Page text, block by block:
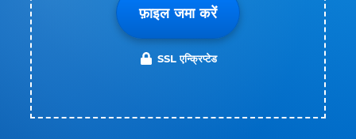
फ़ाइल जमा करें
SSL एन्क्रिप्टेड